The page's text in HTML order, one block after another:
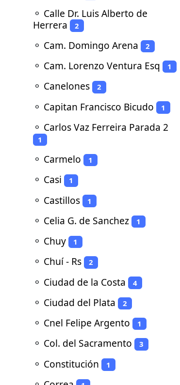
⚬ Calle Dr. Luis Alberto de
Herrera
2
⚬ Cam. Domingo Arena 2
⚬ Cam. Lorenzo Ventura Esq 1
⚬ Canelones 2
⚬ Capitan Francisco Bicudo 1
⚬ Carlos Vaz Ferreira Parada 2
1
⚬ Carmelo 1
⚬ Casi 1
⚬ Castillos 1
⚬ Celia G. de Sanchez 1
⚬ Chuy 1
⚬ Chuí - Rs 2
⚬ Ciudad de la Costa 4
⚬ Ciudad del Plata 2
⚬ Cnel Felipe Argento 1
⚬ Col. del Sacramento 3
⚬ Constitución 1